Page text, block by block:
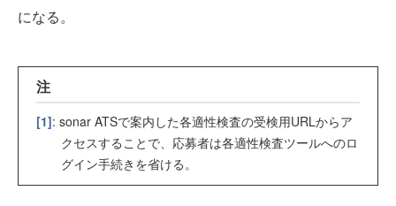
になる。
注
[1]: sonar ATSで案内した各適性検査の受検用URLからア
クセスすることで、応募者は各適性検査ツールへのロ
グイン手続きを省ける。